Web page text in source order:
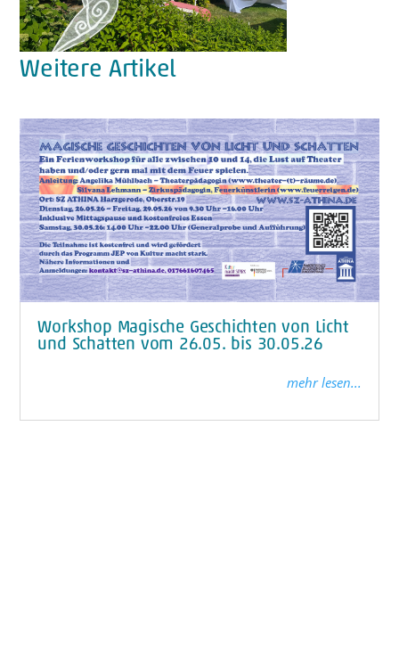
Weitere Artikel
Workshop Magische Geschichten von Licht
und Schatten vom 26.05. bis 30.05.26
mehr lesen...